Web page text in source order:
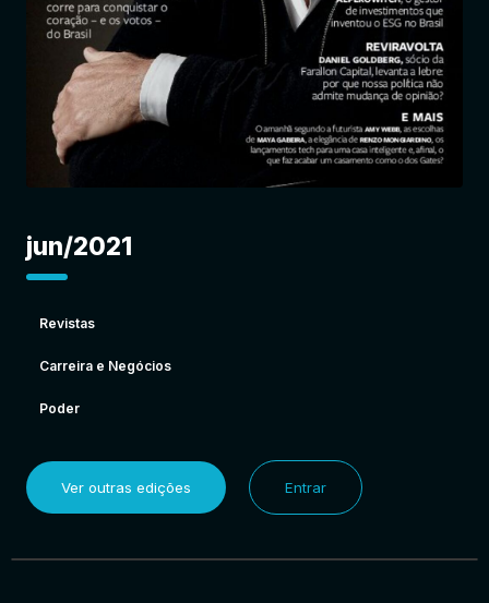
jun/2021
Revistas
Carreira e Negócios
Poder
Ver outras edições Entrar